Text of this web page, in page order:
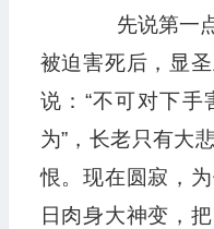
先说第一点
被迫害死后，显
说：“不可对下
为”，长老只有大
恨。现在圆寂，
日肉身大神变，